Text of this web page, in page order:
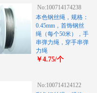
No:100714174238
本色钢丝绳，规格：
0.45mm，首饰钢丝
绳（每个50米），手
串弹力绳，穿手串弹
力绳
￥4.75/个
No:100714124122